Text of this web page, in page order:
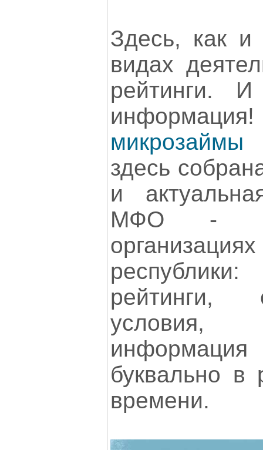
Здесь, как и
видах
рейтинги.
здесь
и
МФО -
рейтинги,
условия,
буквально в
времени.